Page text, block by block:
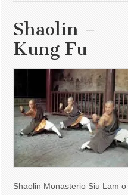
Shaolin –
Kung Fu
Shaolin Monasterio Siu Lam o